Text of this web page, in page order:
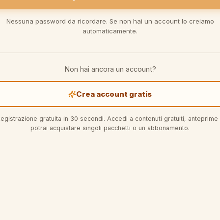
Nessuna password da ricordare. Se non hai un account lo creiamo
automaticamente.
Non hai ancora un account?
Crea account gratis
gratuita in 30 secondi. Accedi a contenuti gratuiti, anteprime
potrai acquistare singoli pacchetti o un abbonamento.